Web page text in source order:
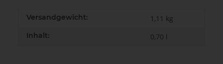
Versandgewicht: 1,11 kg
Inhalt: 0,70 l